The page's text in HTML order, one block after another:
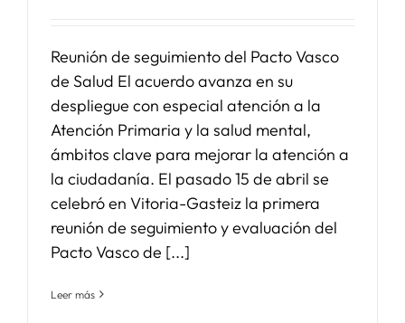
Reunión de seguimiento del Pacto Vasco
de Salud El acuerdo avanza en su
despliegue con especial atención a la
Atención Primaria y la salud mental,
ámbitos clave para mejorar la atención a
la ciudadanía. El pasado 15 de abril se
celebró en Vitoria-Gasteiz la primera
reunión de seguimiento y evaluación del
Pacto Vasco de [...]
Leer más